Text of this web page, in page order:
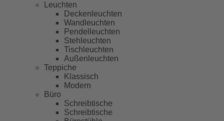
Leuchten
Deckenleuchten
Wandleuchten
Pendelleuchten
Stehleuchten
Tischleuchten
Außenleuchten
Teppiche
Klassisch
Modern
Büro
Schreibtische
Schreibtische